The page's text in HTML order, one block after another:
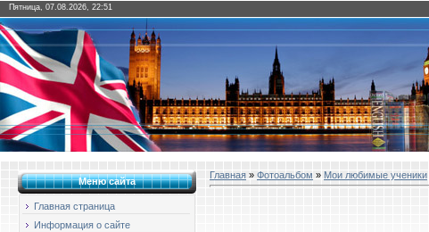
Пятница, 07.08.2026, 22:51
Меню сайта
Главная страница
Информация о сайте
Главная » Фотоальбом » Мои любимые ученики